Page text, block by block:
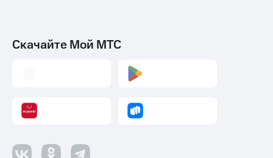
Скачайте Мой МТС